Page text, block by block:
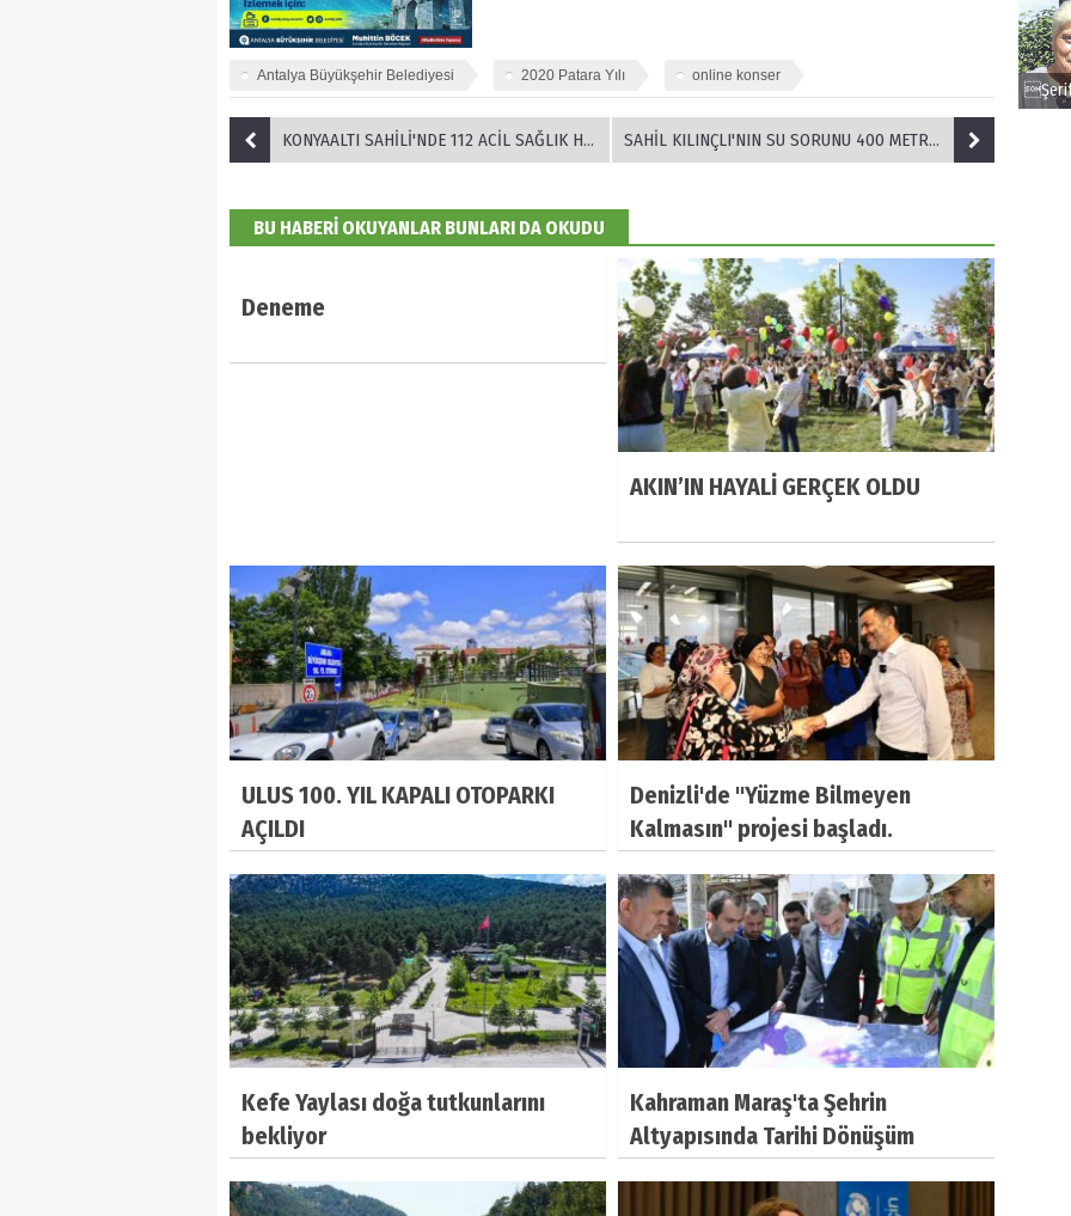
Antalya Büyükşehir Belediyesi 2020 Patara Yılı online konser
KONYAALTI SAHİLİ'NDE 112 ACİL SAĞLIK HİZMETİ SAHİL KILINÇLI'NIN SU SORUNU 400 METRELİK SONDAJLA ÇÖZÜLDÜ
BU HABERİ OKUYANLAR BUNLARI DA OKUDU
Deneme
AKIN’IN HAYALİ GERÇEK OLDU
ULUS 100. YIL KAPALI OTOPARKI
AÇILDI
Denizli'de "Yüzme Bilmeyen
Kalmasın" projesi başladı.
Kefe Yaylası doğa tutkunlarını
bekliyor
Kahraman Maraş'ta Şehrin
Altyapısında Tarihi Dönüşüm